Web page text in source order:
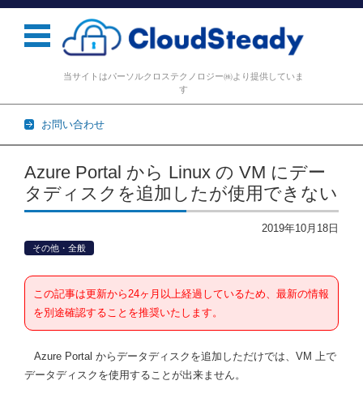
当サイトはパーソルクロステクノロジー㈱より提供していま
す
お問い合わせ
コンテンツに移動
Azure Portal から Linux の VM にデー
タディスクを追加したが使用できない
2019年10月18日
その他・全般
この記事は更新から24ヶ月以上経過しているため、最新の情報
を別途確認することを推奨いたします。
Azure Portal からデータディスクを追加しただけでは、VM 上で
データディスクを使用することが出来ません。